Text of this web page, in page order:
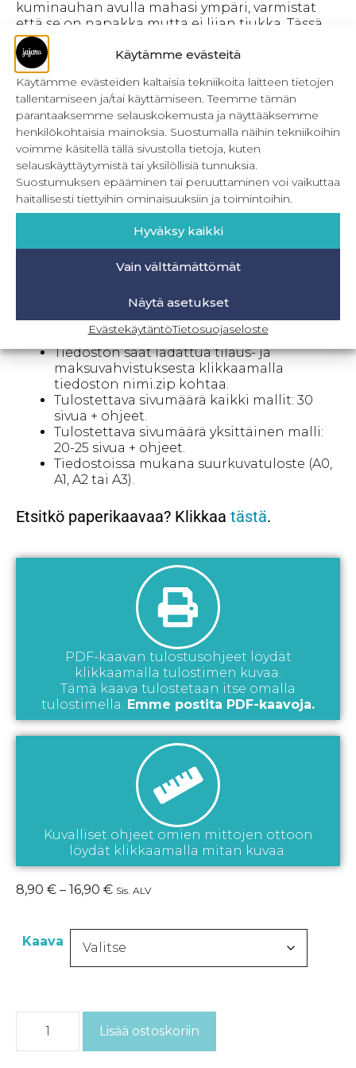
Käytämme evästeitä
Käytämme evästeiden kaltaisia tekniikoita laitteen tietojen
tallentamiseen ja/tai käyttämiseen. Teemme tämän
parantaaksemme selauskokemusta ja näyttääksemme
henkilökohtaisia mainoksia. Suostumalla näihin tekniikoihin
voimme käsitellä tällä sivustolla tietoja, kuten
selauskäyttäytymistä tai yksilöllisiä tunnuksia.
Suostumuksen epääminen tai peruuttaminen voi vaikuttaa
haitallisesti tiettyihin ominaisuuksiin ja toimintoihin.
Hyväksy kaikki
Vain välttämättömät
Näytä asetukset
EvästekäytäntöTietosuojaseloste
kuminauhan avulla mahasi ympäri, varmistat
että se on napakka mutta ei liian tiukka. Tässä
mallissa on huomioitu reisien ja pohkeiden
muodot.
Housujen kaavat soveltuu ensisijaisesti
joustavalle collegelle. Housujen tuubiosan voi
ommella myös napakasta puuvilla-
elastaanitrikoosta. Legginsit on suunniteltu
joustavalle puuvilla-elastaanitrikoolle.
Kaavapaketista löydät naisten koot 32-56. Kaavat
on sarjottu naisten C-mittataulukkoa käyttäen.
PDF-kaava – info
Tulostetaan itse, omalla
tulostimella usealle A4-kokoiselle
joten et tarvitse väritulostinta.
Mukana kirjalliset ompeluohjeet sekä
PDF-kaavan kasausohje.
Tiedoston saat ladattua tilaus- ja
maksuvahvistuksesta klikkaamalla
tiedoston nimi.zip kohtaa.
Tulostettava sivumäärä kaikki mallit: 30
sivua + ohjeet.
Tulostettava sivumäärä yksittäinen malli:
20-25 sivua + ohjeet.
Tiedostoissa mukana suurkuvatuloste (A0,
A1, A2 tai A3).
Etsitkö paperikaavaa? Klikkaa tästä.
PDF-kaavan tulostusohjeet löydät
klikkaamalla tulostimen kuvaa.
Tämä kaava tulostetaan itse omalla
tulostimella. Emme postita PDF-kaavoja.
Kuvalliset ohjeet omien mittojen ottoon
löydät klikkaamalla mitan kuvaa.
8,90 € – 16,90 € Sis. ALV
Kaava
Lisää ostoskoriin